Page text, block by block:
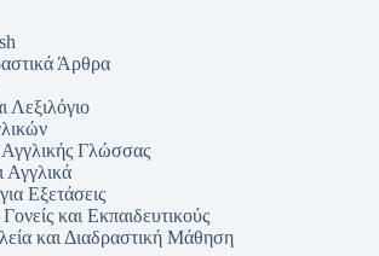
Άρθρα
Λεξιλόγιο
Αγγλικής Γλώσσας
Αγγλικά
Εξετάσεις
και Εκπαιδευτικούς
και Διαδραστική Μάθηση